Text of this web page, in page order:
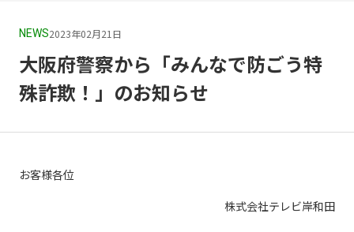
サービス
お客様サポート
NEWS2023年02月21日
大阪府警察から「みんなで防ごう特
殊詐欺！」のお知らせ
お客様各位
株式会社テレビ岸和田